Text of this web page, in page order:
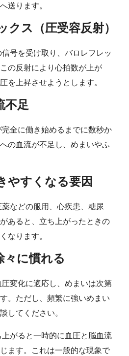
送ります。
クス（圧受容反射）
号を受け取り、バロレフレッ
の反射により心拍数が上が
を上昇させようとします。
不足
全に働き始めるまでに数秒か
の血流が不足し、めまいやふ
やすくなる要因
などの服用、心疾患、糖尿
あると、立ち上がったときの
なります。
々に慣れる
変化に適応し、めまいは次第
。ただし、頻繁に強いめまい
してください。
がると一時的に血圧と脳血流
ます。これは一般的な現象で